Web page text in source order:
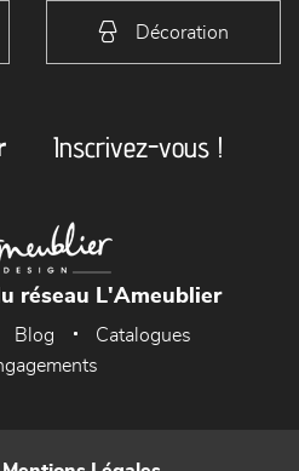
Décoration
Inscrivez-vous !
réseau L'Ameublier
Blog
Catalogues